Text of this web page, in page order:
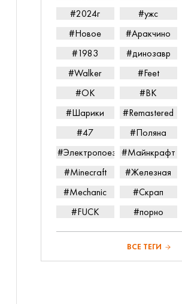
#2024г
#ужс
#Новое
#Аракчино
#1983
#динозавр
#Walker
#Feet
#ОК
#ВК
#Шарики
#Remastered
#47
#Поляна
#Электропоезд #Майнкрафт
#Minecraft
#Железная
#Mechanic
#Скрап
#FUCK
#порно
ВСЕ ТЕГИ